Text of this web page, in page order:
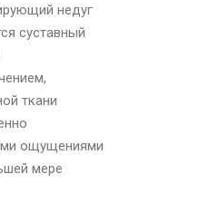
недуг
суставный
ткани
ощущениями
мере